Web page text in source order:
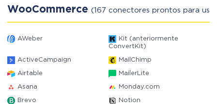
WooCommerce (167 conectores prontos para
AWeber
Kit (anteriormente
ConvertKit)
ActiveCampaign MailChimp
Airtable MailerLite
Asana Monday.com
Brevo Notion